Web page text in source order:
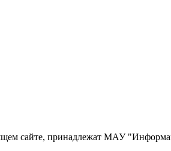
сайте, принадлежат МАУ